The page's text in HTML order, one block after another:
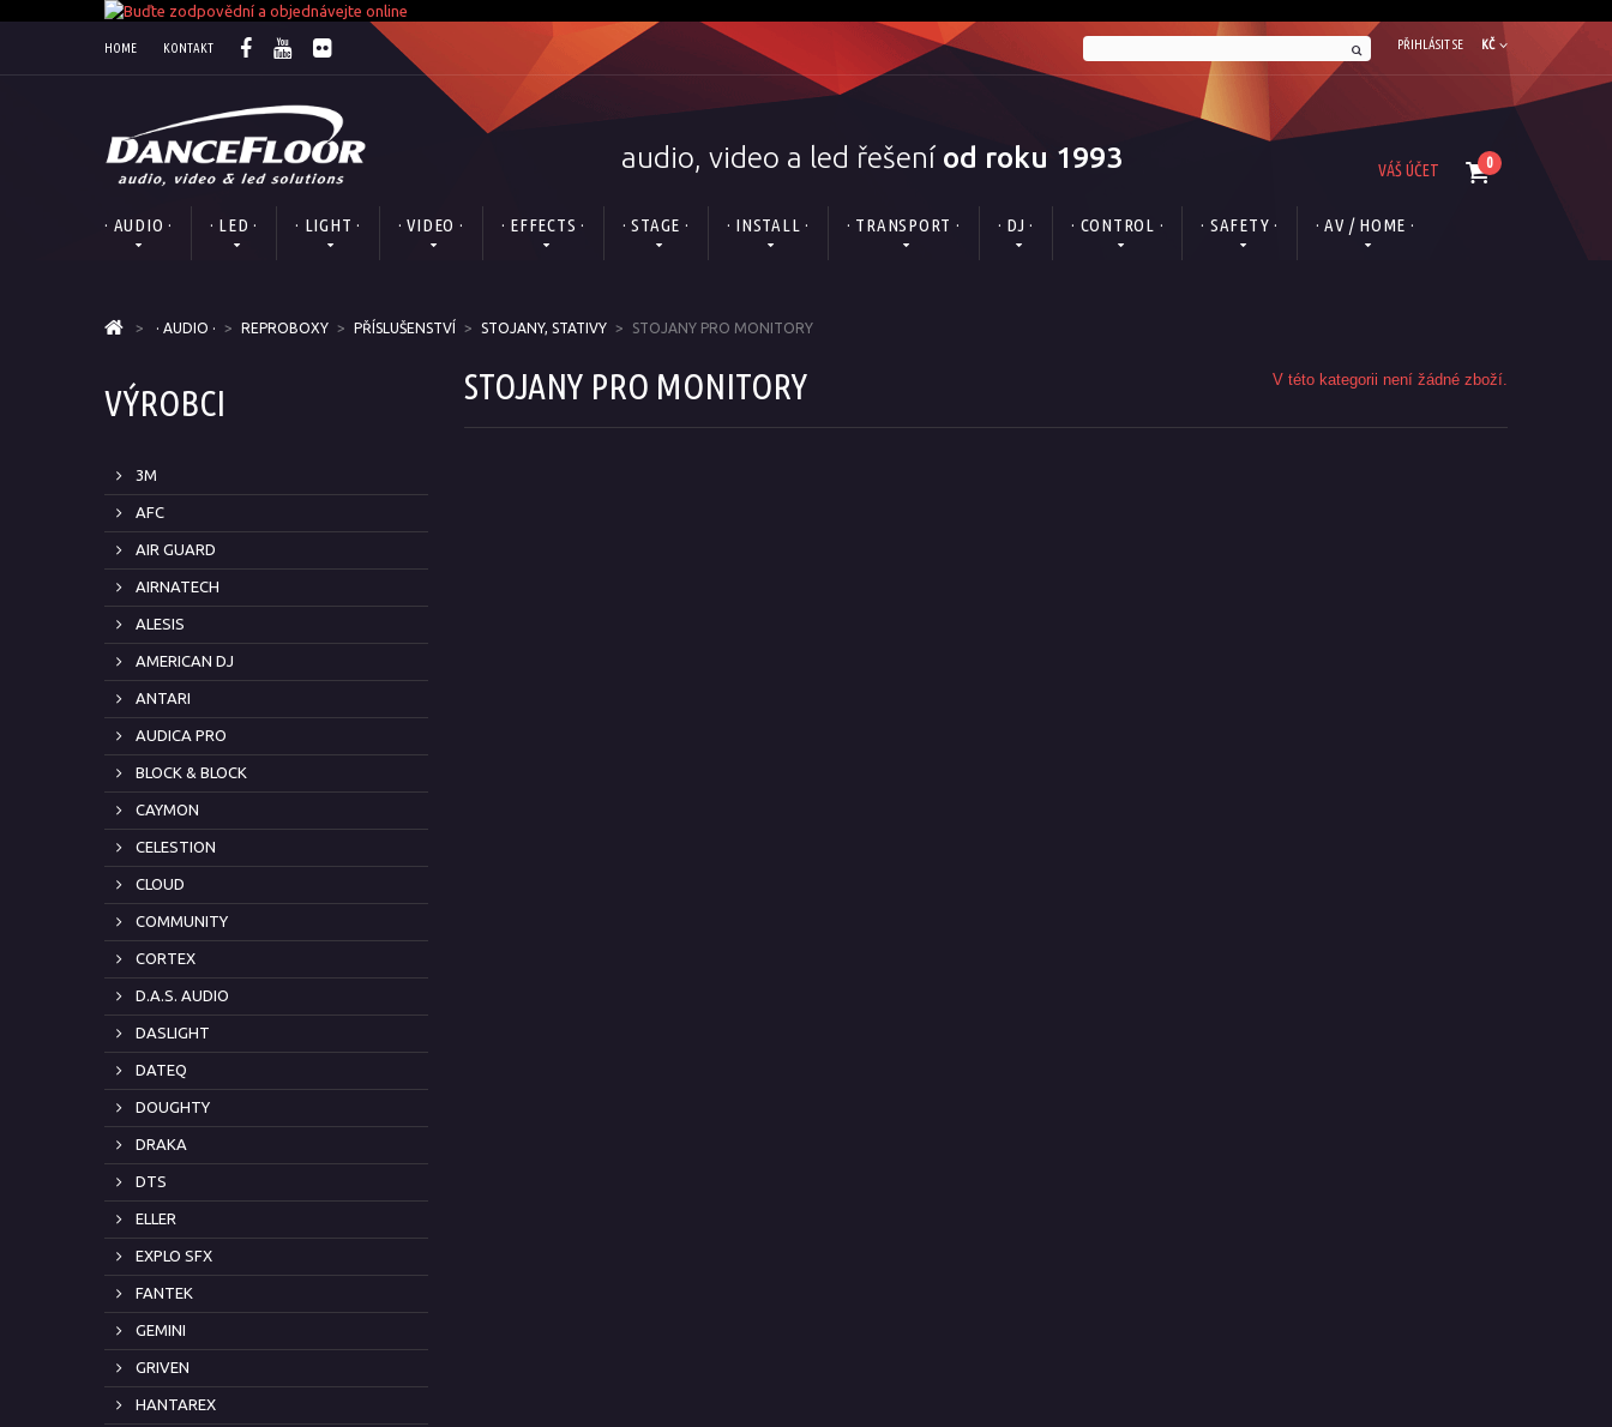
KČ
PŘIHLÁSIT SE
HOME KONTAKT
audio, video a led řešení od roku 1993 0
VÁŠ ÚČET
· AUDIO · · LED · · LIGHT · · VIDEO · · EFFECTS · · STAGE · · INSTALL · · TRANSPORT · · DJ · · CONTROL · · SAFETY · · AV / HOME ·
> · AUDIO · > REPROBOXY > PŘÍSLUŠENSTVÍ > STOJANY, STATIVY > STOJANY PRO MONITORY
VÝROBCI
3M
AFC
AIR GUARD
AIRNATECH
ALESIS
AMERICAN DJ
ANTARI
AUDICA PRO
BLOCK & BLOCK
CAYMON
CELESTION
CLOUD
COMMUNITY
CORTEX
D.A.S. AUDIO
DASLIGHT
DATEQ
DOUGHTY
DRAKA
DTS
ELLER
EXPLO SFX
FANTEK
GEMINI
GRIVEN
HANTAREX
STOJANY PRO MONITORY V této kategorii není žádné zboží.